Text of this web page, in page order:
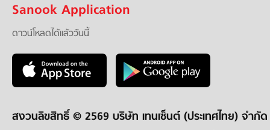
Sanook Application
ดาวน์โหลดได้แล้ววันนี้
สงวนลิขสิทธิ์ © 2569 บริษัท เทนเซ็นต์ (ประเทศไทย) จำกัด